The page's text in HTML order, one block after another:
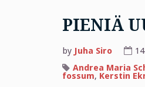
PIENIÄ
by Juha Siro
Andrea Maria
fossum, Kerstin